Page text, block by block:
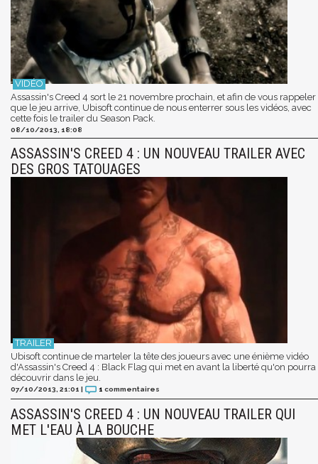
Assassin's Creed 4 sort le 21 novembre prochain, et afin de vous rappeler
que le jeu arrive, Ubisoft continue de nous enterrer sous les vidéos, avec
cette fois le trailer du Season Pack.
08/10/2013, 18:08
ASSASSIN'S CREED 4 : UN NOUVEAU TRAILER AVEC
DES GROS TATOUAGES
Ubisoft continue de marteler la tête des joueurs avec une énième vidéo
d'Assassin's Creed 4 : Black Flag qui met en avant la liberté qu'on pourra
découvrir dans le jeu.
07/10/2013, 21:01 1 commentaires
ASSASSIN'S CREED 4 : UN NOUVEAU TRAILER QUI
MET L'EAU À LA BOUCHE